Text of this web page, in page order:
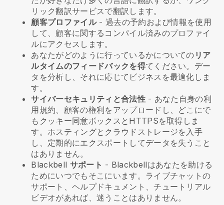
リック翻訳サービスで翻訳します。
顧客プロファイル- 過去の予約および情報を使用
して、顧客に関するコンパイル済みのプロファイ
ルにアクセスします。
あなたがどのように行っているかについての リア
ルタイムのフィードバックを得てください。デー
タを分析し、それに応じてビジネスを最適化しま
す。
サイバーセキュリティと合法性- あなた自身の利
用規約、顧客の権利をアップロードし、どこにで
もクッキー同意ボックスとHTTPSを取得しま
す。ホスティングとクラウドストレージを入手
し、定期的にエクスポートしてデータを失うこと
はありません。
Blackbell サポート - Blackbellはあなたを助ける
ためにいつでもそこにいます。ライブチャットの
サポート、ヘルプドキュメント、チュートリアル
ビデオがあれば、迷うことはありません。